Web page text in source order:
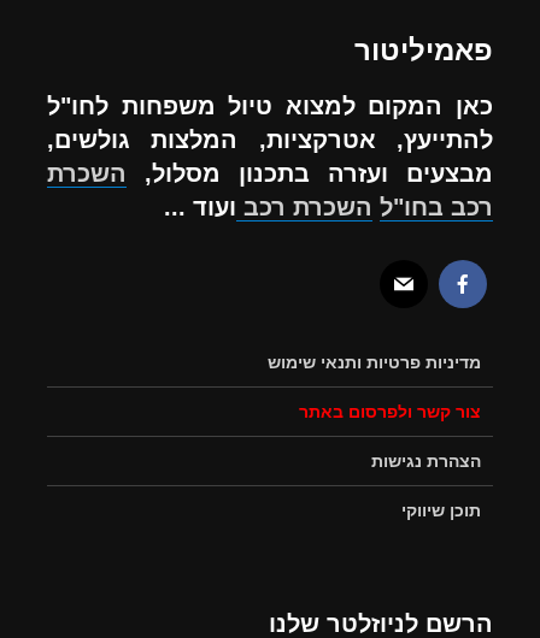
פאמיליטור
כאן המקום למצוא טיול משפחות לחו"ל
להתייעץ, אטרקציות, המלצות גולשים,
מבצעים ועזרה בתכנון מסלול, השכרת
רכב בחו"ל השכרת רכב ועוד ...
מדיניות פרטיות ותנאי שימוש
צור קשר ולפרסום באתר
הצהרת נגישות
תוכן שיווקי
הרשם לניוזלטר שלנו